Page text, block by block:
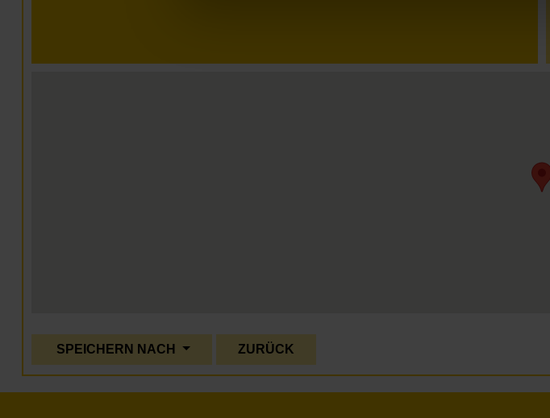
SPEICHERN NACH ZURÜCK